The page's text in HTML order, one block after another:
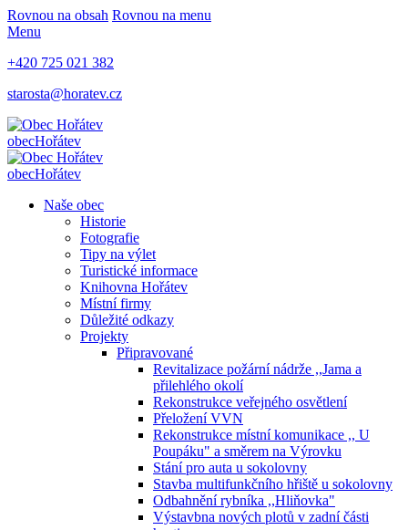
Rovnou na obsah Rovnou na menu
Menu
+420 725 021 382
starosta@horatev.cz
obecHořátev
obecHořátev
Naše obec
Historie
Fotografie
Tipy na výlet
Turistické informace
Knihovna Hořátev
Místní firmy
Důležité odkazy
Projekty
Připravované
Revitalizace požární nádrže ,,Jama a
přilehlého okolí
Rekonstrukce veřejného osvětlení
Přeložení VVN
Rekonstrukce místní komunikace ,, U
Poupáku" a směrem na Výrovku
Stání pro auta u sokolovny
Stavba multifunkčního hřiště u sokolovny
Odbahnění rybníka ,,Hliňovka"
Výstavbna nových plotů v zadní části